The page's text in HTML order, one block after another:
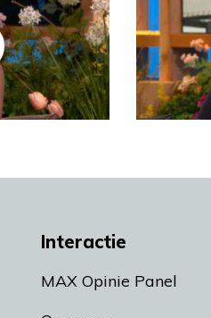
Interactie
MAX Opinie Panel